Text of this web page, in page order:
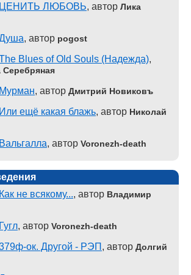
ЦЕНИТЬ ЛЮБОВЬ, автор Лика
, автор pogost
Blues of Old Souls (Надежда),
Серебряная
Мурман, автор Дмитрий Новиковъ
Или ещё какая блажь, автор Николай
Вальгалла, автор Voronezh-death
Как не всякому..., автор Владимир
Гугл, автор Voronezh-death
ок. Другой - РЭП , автор Долгий